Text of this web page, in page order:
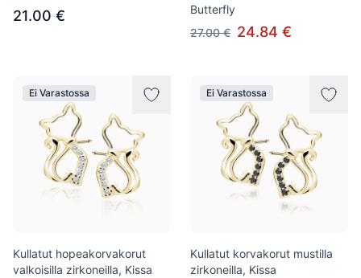
21.00 €
Butterfly
27.00 € 24.84 €
Ei Varastossa
Kullatut hopeakorvakorut
valkoisilla zirkoneilla, Kissa
Ei Varastossa
Kullatut korvakorut mustilla
zirkoneilla, Kissa